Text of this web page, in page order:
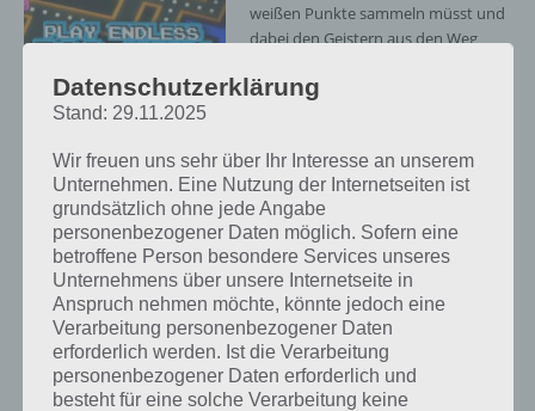
Pac-Man 256
Screenshot – (c)
Bandai Namco
weißen Punkte sammeln müsst und
dabei den Geistern aus den Weg
setzt auf diesem Spielprinzip auf,
So wird das Spielfeld von unten her
zerstört (durch Computerfehler),
sodass unser Pac-Man immer weiter
nach oben muss. Auf diesem Weg
sammelst du die “Dots” ein. Schaffst
du, wie der Name schon vermuten
lässt, 256, so gibt es eine besondere
Überraschung (was genau verraten
wir hier natürlich nicht).
Datenschutzerklärung
Stand: 29.11.2025
Wir freuen uns sehr über Ihr Interesse an unserem
Unternehmen. Eine Nutzung der Internetseiten ist
grundsätzlich ohne jede Angabe
personenbezogener Daten möglich. Sofern eine
betroffene Person besondere Services unseres
Unternehmens über unsere Internetseite in
Anspruch nehmen möchte, könnte jedoch eine
Verarbeitung personenbezogener Daten
erforderlich werden. Ist die Verarbeitung
personenbezogener Daten erforderlich und
besteht für eine solche Verarbeitung keine